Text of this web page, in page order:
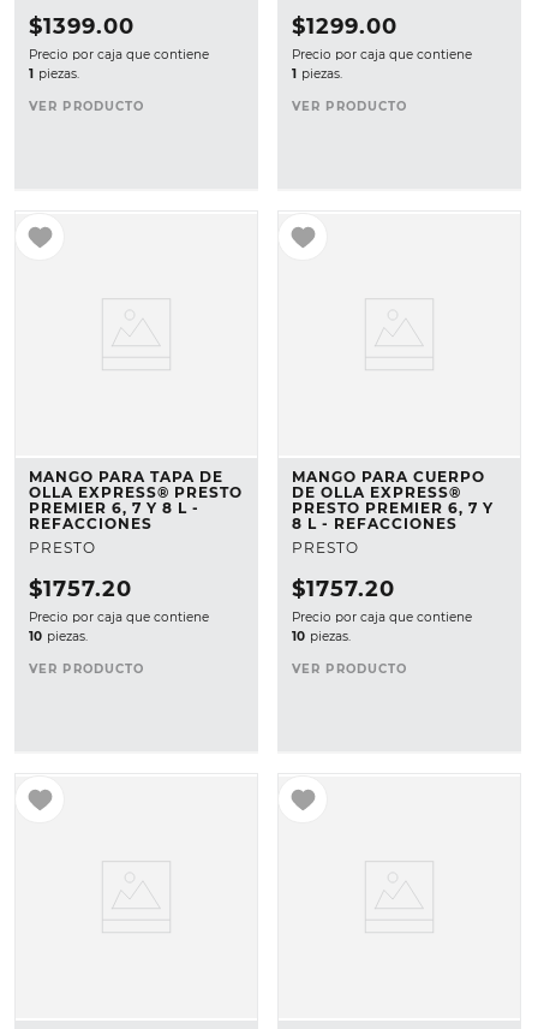
$1399.00
Precio por caja que contiene
1 piezas.
VER PRODUCTO
$1299.00
Precio por caja que contiene
1 piezas.
VER PRODUCTO
MANGO PARA TAPA DE
OLLA EXPRESS® PRESTO
PREMIER 6, 7 Y 8 L -
REFACCIONES
PRESTO
$1757.20
Precio por caja que contiene
10 piezas.
VER PRODUCTO
MANGO PARA CUERPO
DE OLLA EXPRESS®
PRESTO PREMIER 6, 7 Y
8 L - REFACCIONES
PRESTO
$1757.20
Precio por caja que contiene
10 piezas.
VER PRODUCTO